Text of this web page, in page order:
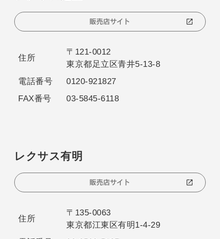
販売店サイト
住所
〒121-0012
東京都足立区青井5-13-8
電話番号 0120-921827
FAX番号 03-5845-6118
レクサス有明
販売店サイト
住所
〒135-0063
東京都江東区有明1-4-29